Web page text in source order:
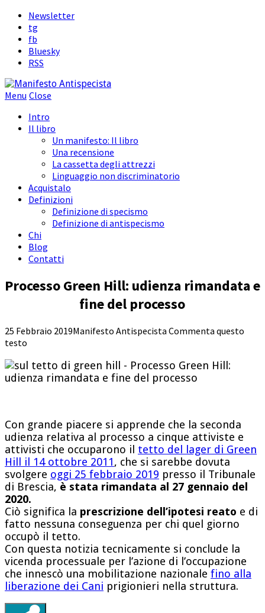
Newsletter
tg
fb
Bluesky
RSS
Menu Close
Intro
Il libro
Un manifesto: Il libro
Una recensione
La cassetta degli attrezzi
Linguaggio non discriminatorio
Acquistalo
Definizioni
Definizione di specismo
Definizione di antispecismo
Chi
Blog
Contatti
Processo Green Hill: udienza rimandata e
fine del processo
25 Febbraio 2019Manifesto Antispecista Commenta questo
testo
Con grande piacere si apprende che la seconda
udienza relativa al processo a cinque attiviste e
attivisti che occuparono il tetto del lager di Green
Hill il 14 ottobre 2011, che si sarebbe dovuta
svolgere oggi 25 febbraio 2019 presso il Tribunale
di Brescia, è stata rimandata al 27 gennaio del
2020.
Ciò significa la prescrizione dell’ipotesi reato e di
fatto nessuna conseguenza per chi quel giorno
occupò il tetto.
Con questa notizia tecnicamente si conclude la
vicenda processuale per l’azione di l’occupazione
che innescò una mobilitazione nazionale fino alla
liberazione dei Cani prigionieri nella struttura.